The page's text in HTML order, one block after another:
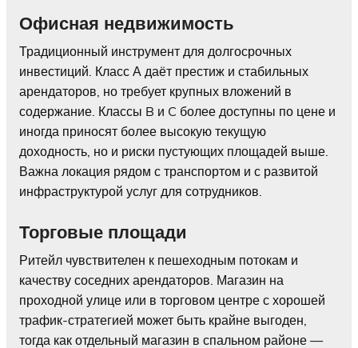
Офисная недвижимость
Традиционный инструмент для долгосрочных
инвестиций. Класс А даёт престиж и стабильных
арендаторов, но требует крупных вложений в
содержание. Классы B и C более доступны по цене и
иногда приносят более высокую текущую
доходность, но и риски пустующих площадей выше.
Важна локация рядом с транспортом и с развитой
инфраструктурой услуг для сотрудников.
Торговые площади
Ритейл чувствителен к пешеходным потокам и
качеству соседних арендаторов. Магазин на
проходной улице или в торговом центре с хорошей
трафик-стратегией может быть крайне выгоден,
тогда как отдельный магазин в спальном районе —